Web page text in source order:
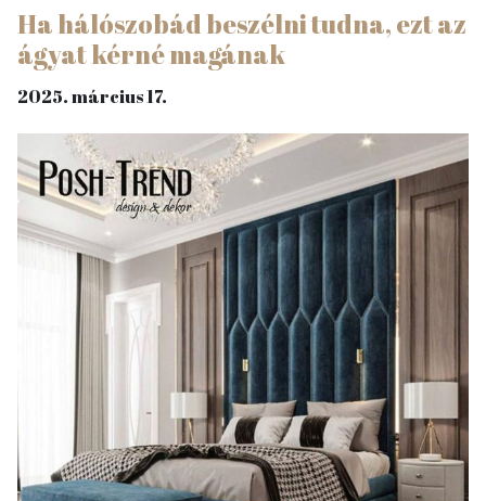
Ha hálószobád beszélni tudna, ezt az
ágyat kérné magának
2025. március 17.